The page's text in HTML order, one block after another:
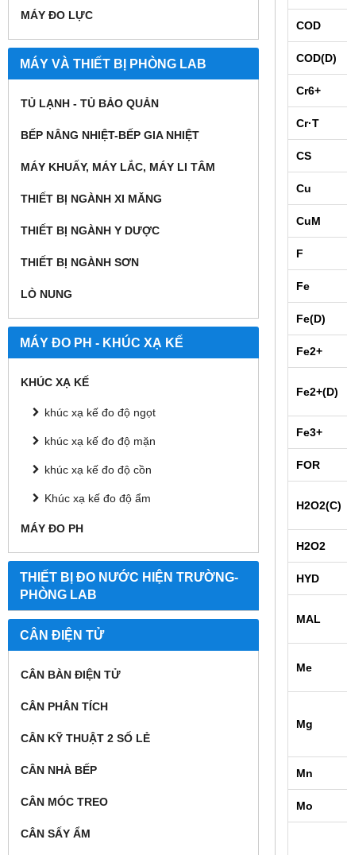
MÁY ĐO LỰC
MÁY VÀ THIẾT BỊ PHÒNG LAB
TỦ LẠNH - TỦ BẢO QUẢN
BẾP NÂNG NHIỆT-BẾP GIA NHIỆT
MÁY KHUẤY, MÁY LẮC, MÁY LI TÂM
THIẾT BỊ NGÀNH XI MĂNG
THIẾT BỊ NGÀNH Y DƯỢC
THIẾT BỊ NGÀNH SƠN
LÒ NUNG
MÁY ĐO PH - KHÚC XẠ KẾ
KHÚC XẠ KẾ
khúc xạ kế đo độ ngọt
khúc xạ kế đo độ mặn
khúc xạ kế đo độ cồn
Khúc xạ kế đo độ ẩm
MÁY ĐO PH
THIẾT BỊ ĐO NƯỚC HIỆN TRƯỜNG-
PHÒNG LAB
CÂN ĐIỆN TỬ
CÂN BÀN ĐIỆN TỬ
CÂN PHÂN TÍCH
CÂN KỸ THUẬT 2 SỐ LẺ
CÂN NHÀ BẾP
CÂN MÓC TREO
CÂN SẤY ẨM
COD
COD(D)
Cr6+
Cr·T
CS
Cu
CuM
F
Fe
Fe(D)
Fe2+
Fe2+(D)
Fe3+
FOR
H2O2(C)
H2O2
HYD
MAL
Me
Mg
Mn
Mo